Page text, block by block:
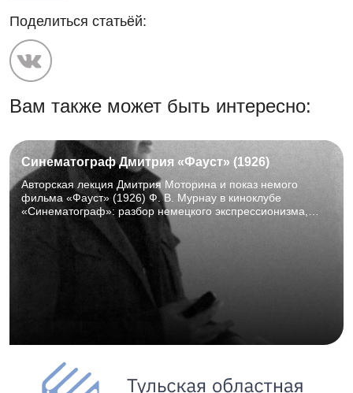
Поделиться статьёй:
Вам также может быть интересно:
Синематограф Дмитрия «Фауст» (1926)
Авторская лекция Дмитрия Моторина и показ немого
фильма «Фауст» (1926) Ф. В. Мурнау в киноклубе
«Синематограф»: разбор немецкого экспрессионизма,
просмотр и обсуждение шедевра мирового кино. ТОНБ,
Горбовский зал (к. 107), 15 августа 2026 г., 15:00–18:00.